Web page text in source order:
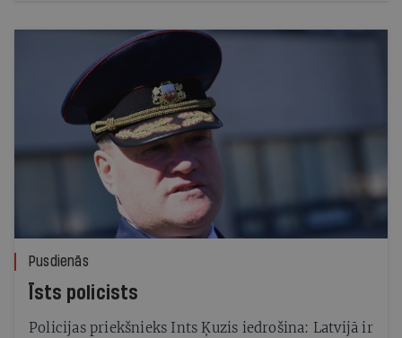
Pusdienās
Īsts policists
Policijas priekšnieks Ints Ķuzis iedrošina: Latvijā ir